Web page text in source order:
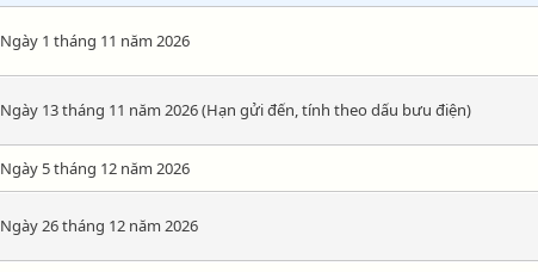
Ngày 1 tháng 11 năm 2026
Ngày 13 tháng 11 năm 2026 (Hạn gửi đến, tính theo dấu bưu điện)
Ngày 5 tháng 12 năm 2026
Ngày 26 tháng 12 năm 2026